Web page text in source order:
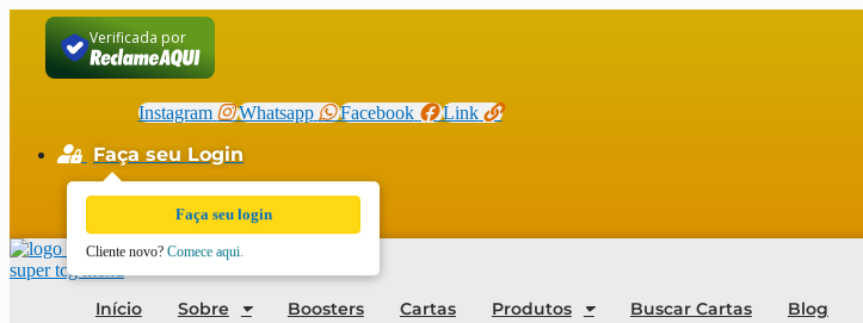
conteúdo
Verificada por
Instagram Whatsapp Facebook Link
Faça seu Login
Cadastro Revenda
Início Sobre Boosters Cartas Produtos Buscar Cartas Blog
Faça seu login
Cliente novo? Comece aqui.